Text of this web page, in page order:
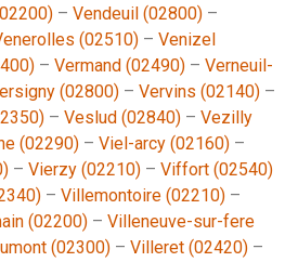
– Vendeuil (02800) –
(02510) – Venizel
– Vermand (02490) – Verneuil-
(02800) – Vervins (02140) –
– Veslud (02840) – Vezilly
(02290) – Viel-arcy (02160) –
– Vierzy (02210) – Viffort (02540)
– Villemontoire (02210) –
(02200) – Villeneuve-sur-fere
(02300) – Villeret (02420) –